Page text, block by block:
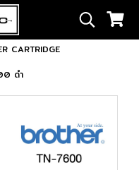
CARTRIDGE
ดำ